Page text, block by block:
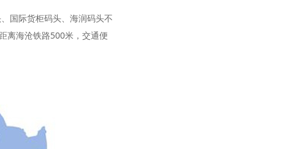
国际货柜码头、海润码头不
离海沧铁路500米，交通便